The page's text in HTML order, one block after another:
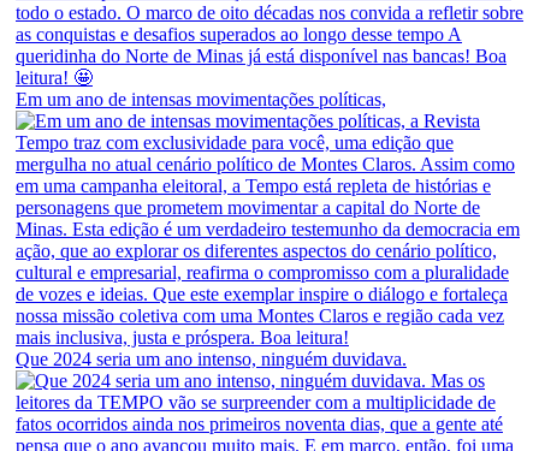
Em um ano de intensas movimentações políticas,
Que 2024 seria um ano intenso, ninguém duvidava.